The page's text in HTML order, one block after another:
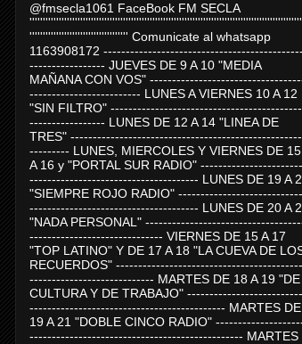
@fmsecla1061 FaceBook FM SECLA
''''''''''''''''''''''''''''''''''''' Comunicate al whatsapp
1163908172
----------------- JUEVES DE 9 A 10 "MEDIA
MAÑANA CON VOS"
------------------------- LUNES A VIERNES 10 A 12
"SIN FILTRO"
----------------- LUNES DE 12 A 14 "LINEA DE
TRES"
--------- LUNES, MIERCOLES Y VIERNES DE 15
A 16 y "PORTAL SUR RADIO"
-------------------------------------- LUNES DE 19 A
"SIEMPRE ROJO RADIO"
-------------------------------------- LUNES DE 20 A
"NADA PERSONAL"
------------------------------ VIERNES DE 15 A 17
"TOP LATINO" Y DE 17 A 18 "LA CUEVA DE
RECUERDOS"
---------------------------- MARTES DE 18 A 19 "DE
CULTURA Y DE TRABAJO"
-------------------------------------------- MARTES DE
19 A 21 "DOBLE CINCO RADIO"
------------------------------------------------ MARTES